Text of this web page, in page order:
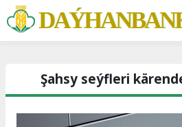
Şahsy seýfleri